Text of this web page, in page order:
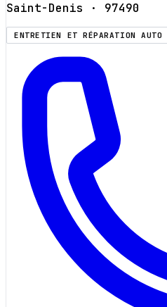
Saint-Denis · 97490
ENTRETIEN ET RÉPARATION AUTO